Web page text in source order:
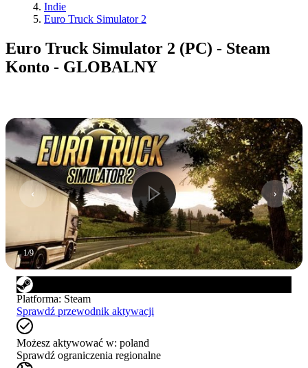
Indie
Euro Truck Simulator 2
Euro Truck Simulator 2 (PC) - Steam
Konto - GLOBALNY
1/9
Platforma: Steam
Sprawdź przewodnik aktywacji
Możesz aktywować w: poland
Sprawdź ograniczenia regionalne